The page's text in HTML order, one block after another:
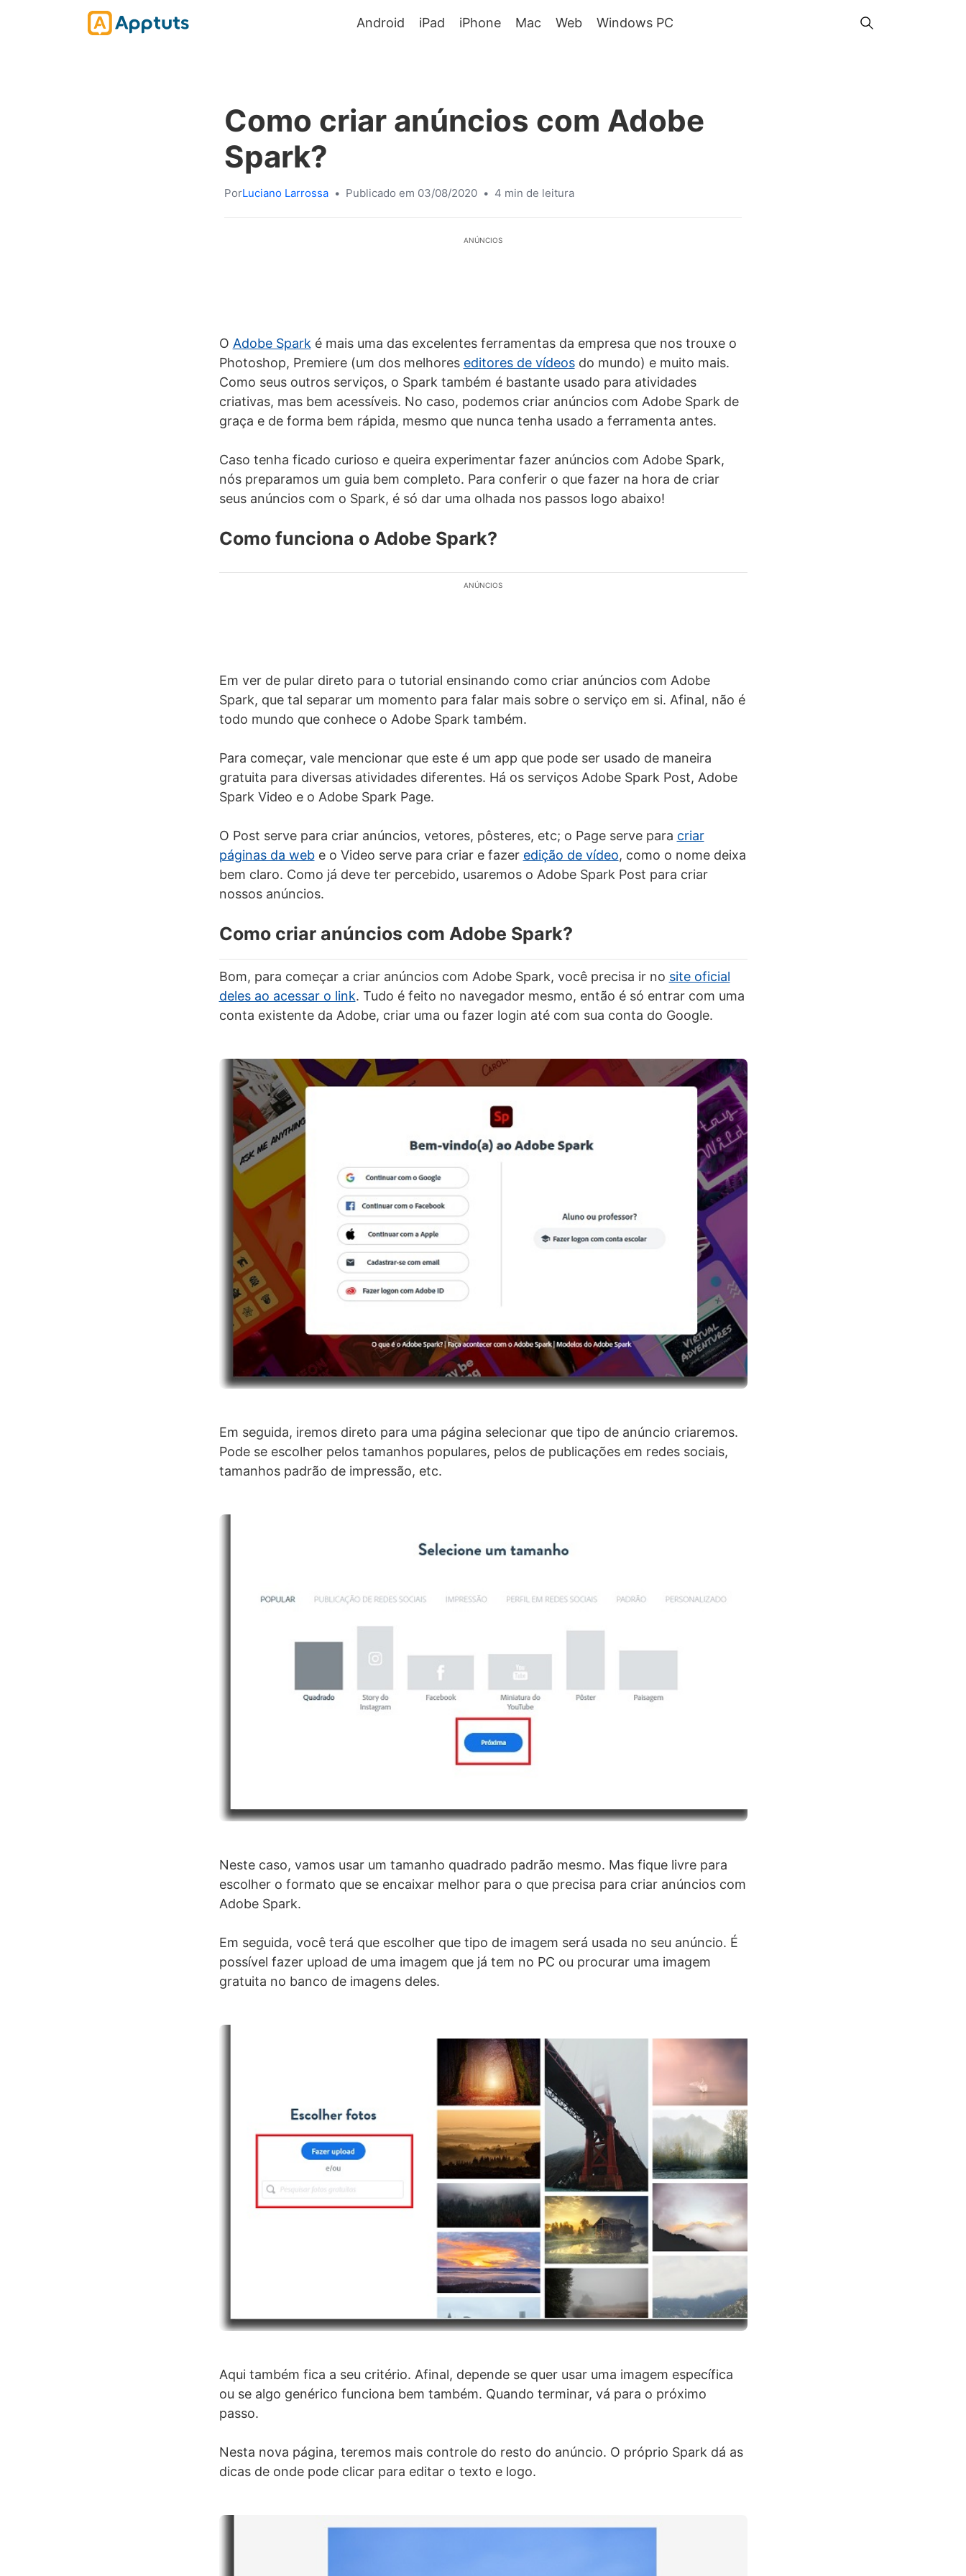
Android iPad iPhone Mac Web Windows PC
Como criar anúncios com Adobe
Spark?
PorLuciano Larrossa • Publicado em 03/08/2020 • 4 min de leitura
ANÚNCIOS
O Adobe Spark é mais uma das excelentes ferramentas da empresa que nos trouxe o
Photoshop, Premiere (um dos melhores editores de vídeosdo mundo) e muito mais.
Como seus outros serviços, o Spark também é bastante usado para atividades
criativas, mas bem acessíveis. No caso, podemos criar anúncios com Adobe Spark de
graça e de forma bem rápida, mesmo que nunca tenha usado a ferramenta antes.
Caso tenha ficado curioso e queira experimentar fazer anúncios com Adobe Spark,
nós preparamos um guia bem completo. Para conferir o que fazer na hora de criar
seus anúncios com o Spark, é só dar uma olhada nos passos logo abaixo!
Como funciona o Adobe Spark?
ANÚNCIOS
Em ver de pular direto para o tutorial ensinando como criar anúncios com Adobe
Spark, que tal separar um momento para falar mais sobre o serviço em si. Afinal, não é
todo mundo que conhece o Adobe Spark também.
Para começar, vale mencionar que este é um app que pode ser usado de maneira
gratuita para diversas atividades diferentes. Há os serviços Adobe Spark Post, Adobe
Spark Video e o Adobe Spark Page.
O Post serve para criar anúncios, vetores, pôsteres, etc; o Page serve para criar
páginas da webe o Video serve para criar e fazer edição de vídeo, como o nome deixa
bem claro. Como já deve ter percebido, usaremos o Adobe Spark Post para criar
nossos anúncios.
Como criar anúncios com Adobe Spark?
Bom, para começar a criar anúncios com Adobe Spark, você precisa ir no site oficial
deles ao acessar o link. Tudo é feito no navegador mesmo, então é só entrar com uma
conta existente da Adobe, criar uma ou fazer login até com sua conta do Google.
Em seguida, iremos direto para uma página selecionar que tipo de anúncio criaremos.
Pode se escolher pelos tamanhos populares, pelos de publicações em redes sociais,
tamanhos padrão de impressão, etc.
Neste caso, vamos usar um tamanho quadrado padrão mesmo. Mas fique livre para
escolher o formato que se encaixar melhor para o que precisa para criar anúncios com
Adobe Spark.
Em seguida, você terá que escolher que tipo de imagem será usada no seu anúncio. É
possível fazer upload de uma imagem que já tem no PC ou procurar uma imagem
gratuita no banco de imagens deles.
Aqui também fica a seu critério. Afinal, depende se quer usar uma imagem específica
ou se algo genérico funciona bem também. Quando terminar, vá para o próximo
passo.
Nesta nova página, teremos mais controle do resto do anúncio. O próprio Spark dá as
dicas de onde pode clicar para editar o texto e logo.